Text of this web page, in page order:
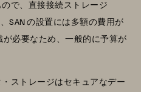
で、直接接続ストレージ
SAN の設置には多額の費用が
必要なため、一般的に予算が
・ストレージはセキュアなデー